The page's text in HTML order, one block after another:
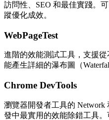
訪問性、SEO 和最佳實踐。
蹤優化成效。
WebPageTest
進階的效能測試工具，支援
能產生詳細的瀑布圖（
Chrome DevTools
瀏覽器開發者工具的 Network
發中最實用的效能除錯工具